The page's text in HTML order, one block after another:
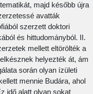
majd később újra
avatták
szerzett doktori
és hittudományból. II.
mellett eltörölték a
helyezték át, ám
során olyan ízületi
mennie Budára, ahol
idő alatt olyan sokat